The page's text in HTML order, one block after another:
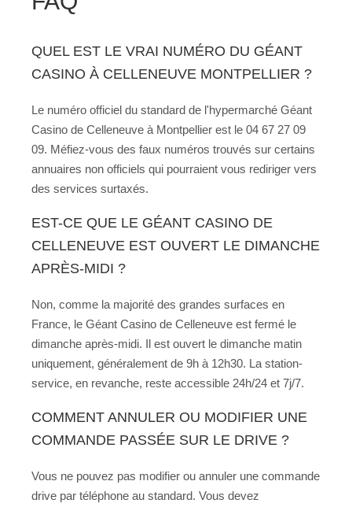
QUEL EST LE VRAI NUMÉRO DU GÉANT
CASINO À CELLENEUVE MONTPELLIER ?
Le numéro officiel du standard de l'hypermarché Géant
Casino de Celleneuve à Montpellier est le 04 67 27 09
09. Méfiez-vous des faux numéros trouvés sur certains
annuaires non officiels qui pourraient vous rediriger vers
des services surtaxés.
EST-CE QUE LE GÉANT CASINO DE
CELLENEUVE EST OUVERT LE DIMANCHE
APRÈS-MIDI ?
Non, comme la majorité des grandes surfaces en
France, le Géant Casino de Celleneuve est fermé le
dimanche après-midi. Il est ouvert le dimanche matin
uniquement, généralement de 9h à 12h30. La station-
service, en revanche, reste accessible 24h/24 et 7j/7.
COMMENT ANNULER OU MODIFIER UNE
COMMANDE PASSÉE SUR LE DRIVE ?
Vous ne pouvez pas modifier ou annuler une commande
drive par téléphone au standard. Vous devez